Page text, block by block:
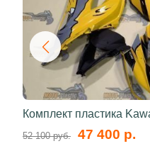
Комплект пластика
52 100 руб. 47 400 р.